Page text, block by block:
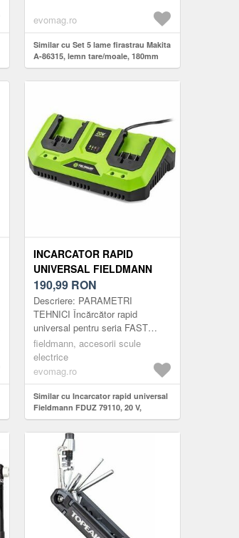
evomag.ro
Similar cu Set 5 lame firastrau Makita
A-86315, lemn tare/moale, 180mm
INCARCATOR RAPID
UNIVERSAL FIELDMANN
FDUZ 79110, 20 V,
INCARCARE 2X2 AH/ORA,
PENTRU 2 ACUMULATORI
(NEGRU/VERDE)
190,99 RON
Descriere: PARAMETRI
TEHNICI Încărcător rapid
universal pentru seria FAST
POWER 20V Posibilitate de
incarcare a 2 baterii in acelasi
timp AC 230V/5...
fieldmann, accesorii scule
electrice
evomag.ro
Similar cu Incarcator rapid universal
Fieldmann FDUZ 79110, 20 V,
Incarcare 2x2 Ah/ora, pentru 2
acumulatori (Negru/Verde)